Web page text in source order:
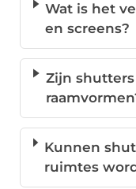
Wat is het
en screens?
Zijn
Kunnen
ruimtes